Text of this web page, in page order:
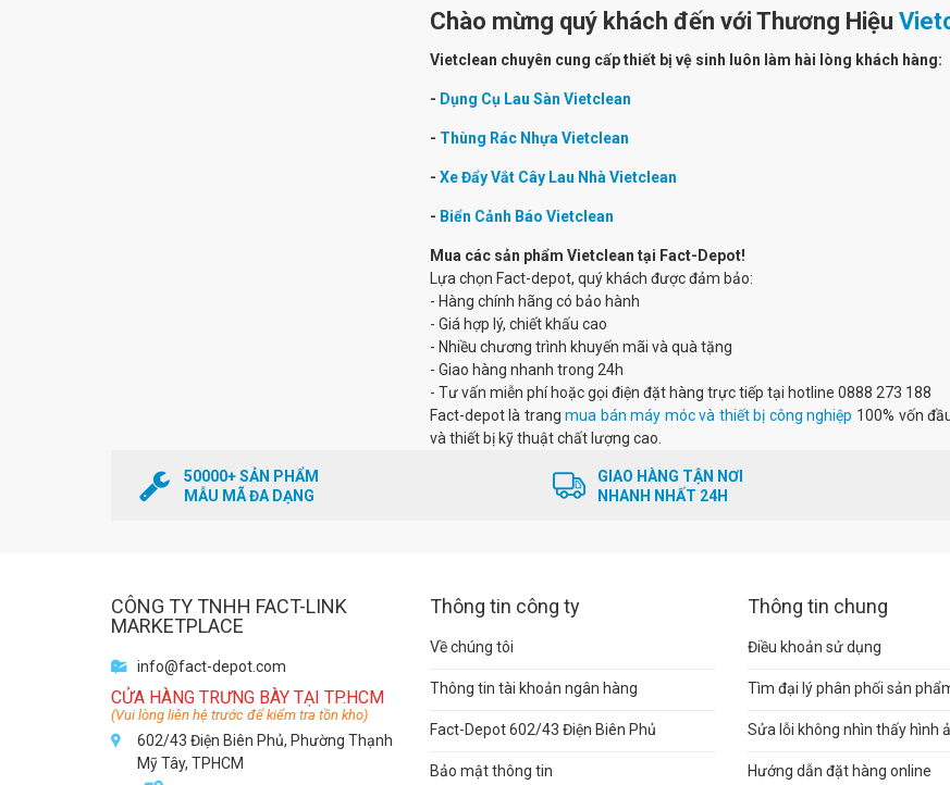
Chào mừng quý khách đến với Thương Hiệu
Vietclean chuyên cung cấp thiết bị vệ sinh luôn làm hài lòng khách hàng:
- Dụng Cụ Lau Sàn Vietclean
- Thùng Rác Nhựa Vietclean
- Xe Đẩy Vắt Cây Lau Nhà Vietclean
- Biển Cảnh Báo Vietclean
Mua các sản phẩm Vietclean tại Fact-Depot!
Lựa chọn Fact-depot, quý khách được đảm bảo:
- Hàng chính hãng có bảo hành
- Giá hợp lý, chiết khấu cao
- Nhiều chương trình khuyến mãi và quà tặng
- Giao hàng nhanh trong 24h
- Tư vấn miễn phí hoặc gọi điện đặt hàng trực tiếp tại hotline 0888 273 188
Fact-depot là trangmua bán máy móc và thiết bị công nghiệp 100% vốn
và thiết bị kỹ thuật chất lượng cao.
50000+ SẢN PHẨM
MẪU MÃ ĐA DẠNG
GIAO HÀNG TẬN NƠI
NHANH NHẤT 24H
CÔNG TY TNHH FACT-LINK
MARKETPLACE
info@fact-depot.com
CỬA HÀNG TRƯNG BÀY TẠI TP.HCM
(Vui lòng liên hệ trước để kiểm tra tồn kho)
602/43 Điện Biên Phủ, Phường Thạnh
Mỹ Tây, TPHCM
Thông tin công ty
Về chúng tôi
Thông tin tài khoản ngân hàng
Fact-Depot 602/43 Điện Biên Phủ
Bảo mật thông tin
Thông tin chung
Điều khoản sử dụng
Tìm đại lý phân phối sản
Sửa lỗi không nhìn thấy hình
Hướng dẫn đặt hàng online